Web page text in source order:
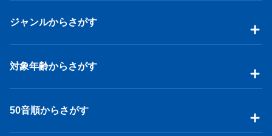
ジャンルからさがす
対象年齢からさがす
50音順からさがす